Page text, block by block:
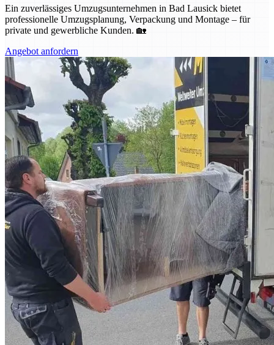
Ein zuverlässiges Umzugsunternehmen in Bad Lausick bietet
professionelle Umzugsplanung, Verpackung und Montage – für
private und gewerbliche Kunden. 🏡
Angebot anfordern